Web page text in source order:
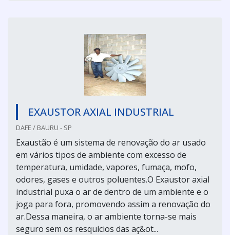
EXAUSTOR AXIAL INDUSTRIAL
DAFE / BAURU - SP
Exaustão é um sistema de renovação do ar usado
em vários tipos de ambiente com excesso de
temperatura, umidade, vapores, fumaça, mofo,
odores, gases e outros poluentes.O Exaustor axial
industrial puxa o ar de dentro de um ambiente e o
joga para fora, promovendo assim a renovação do
ar.Dessa maneira, o ar ambiente torna-se mais
seguro sem os resquícios das aç&ot...